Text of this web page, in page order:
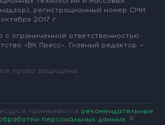
регистрационный номер СМИ:
октября 2017 г.
с ограниченной ответственностью
«ВК Пресс». Главный редактор —
права защищены
применяются рекомендательные
персональных данных. ©